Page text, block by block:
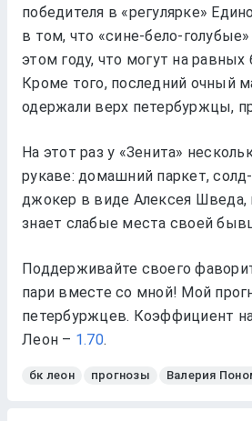
победителя в «регулярке»
в том, что «сине-бело-
этом году, что могут на
Кроме того, последний очный
одержали верх петербуржцы,
На этот раз у «Зенита»
рукаве: домашний паркет,
джокер в виде Алексея Шведа,
знает слабые места своей
Поддерживайте своего
пари вместе со мной! Мой
петербуржцев. Коэффициент
Леон – 1.70.
бк леон прогнозы Валерия